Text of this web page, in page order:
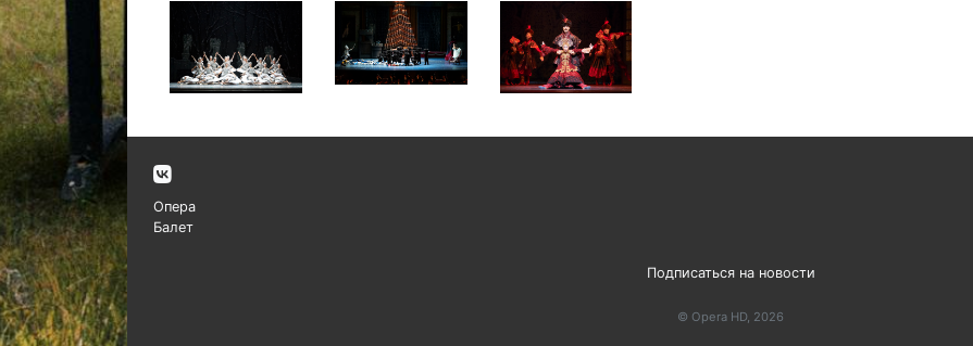
Опера
Балет
Подписаться на новости
© Opera HD, 2026